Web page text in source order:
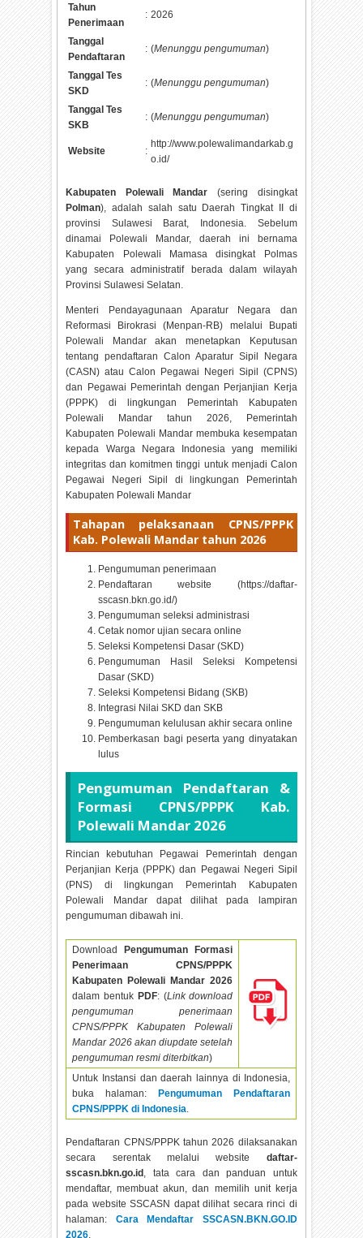
Tahun
Penerimaan
: 2026
Tanggal
Pendaftaran
: (Menunggu pengumuman)
Tanggal Tes
SKD
: (Menunggu pengumuman)
Tanggal Tes
SKB
: (Menunggu pengumuman)
Website :
http://www.polewalimandarkab.g
o.id/
Kabupaten Polewali Mandar (sering disingkat
Polman), adalah salah satu Daerah Tingkat II di
provinsi Sulawesi Barat, Indonesia. Sebelum
dinamai Polewali Mandar, daerah ini bernama
Kabupaten Polewali Mamasa disingkat Polmas
yang secara administratif berada dalam wilayah
Provinsi Sulawesi Selatan.
Menteri Pendayagunaan Aparatur Negara dan
Reformasi Birokrasi (Menpan-RB) melalui Bupati
Polewali Mandar akan menetapkan Keputusan
tentang pendaftaran Calon Aparatur Sipil Negara
(CASN) atau Calon Pegawai Negeri Sipil (CPNS)
dan Pegawai Pemerintah dengan Perjanjian Kerja
(PPPK) di lingkungan Pemerintah Kabupaten
Polewali Mandar tahun 2026, Pemerintah
Kabupaten Polewali Mandar membuka kesempatan
kepada Warga Negara Indonesia yang memiliki
integritas dan komitmen tinggi untuk menjadi Calon
Pegawai Negeri Sipil di lingkungan Pemerintah
Kabupaten Polewali Mandar
Tahapan pelaksanaan CPNS/PPPK
Kab. Polewali Mandar tahun 2026
Pengumuman penerimaan
Pendaftaran website (https://daftar-
sscasn.bkn.go.id/)
Pengumuman seleksi administrasi
Cetak nomor ujian secara online
Seleksi Kompetensi Dasar (SKD)
Pengumuman Hasil Seleksi Kompetensi
Dasar (SKD)
Seleksi Kompetensi Bidang (SKB)
Integrasi Nilai SKD dan SKB
Pengumuman kelulusan akhir secara online
Pemberkasan bagi peserta yang dinyatakan
lulus
Pengumuman Pendaftaran &
Formasi CPNS/PPPK Kab.
Polewali Mandar 2026
Rincian kebutuhan Pegawai Pemerintah dengan
Perjanjian Kerja (PPPK) dan Pegawai Negeri Sipil
(PNS) di lingkungan Pemerintah Kabupaten
Polewali Mandar dapat dilihat pada lampiran
pengumuman dibawah ini.
Download
Pengumuman Formasi
Penerimaan CPNS/PPPK
Kabupaten Polewali Mandar2026
dalam bentuk PDF: (Link download
pengumuman penerimaan
CPNS/PPPK Kabupaten Polewali
Mandar 2026 akan diupdate setelah
pengumuman resmi diterbitkan)
Untuk Instansi dan daerah lainnya di Indonesia,
buka halaman:
Pengumuman Pendaftaran
CPNS/PPPK di Indonesia.
Pendaftaran CPNS/PPPK tahun2026 dilaksanakan
secara serentak melalui website daftar-
sscasn.bkn.go.id , tata cara dan panduan untuk
mendaftar, membuat akun, dan memilih unit kerja
pada website SSCASN dapat dilihat secara rinci di
halaman: Cara Mendaftar SSCASN.BKN.GO.ID
2026.